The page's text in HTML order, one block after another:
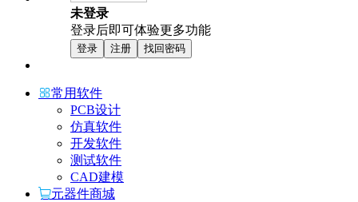
未登录
登录后即可体验更多功能
登录 注册 找回密码
常用软件
PCB设计
仿真软件
开发软件
测试软件
CAD建模
元器件商城